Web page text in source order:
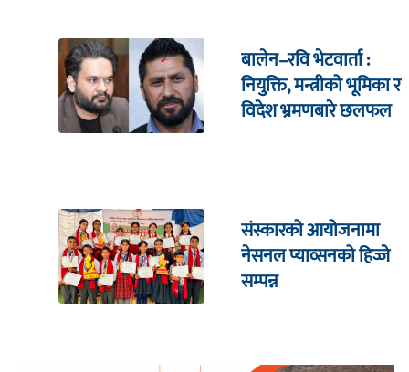
बालेन–रवि भेटवार्ता :
नियुक्ति, मन्त्रीको भूमिका र
विदेश भ्रमणबारे छलफल
संस्कारको आयोजनामा
नेसनल प्याव्सनको हिज्जे
सम्पन्न